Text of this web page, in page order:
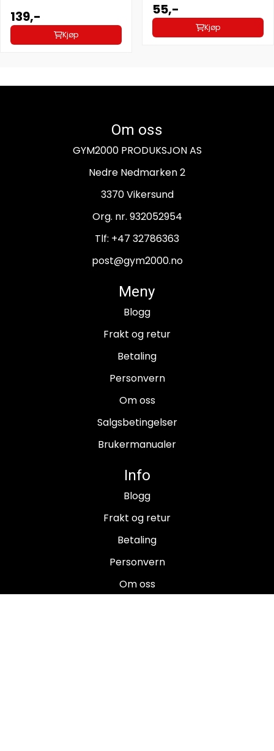
139,-
Kjøp
55,-
Kjøp
Om oss
GYM2000 PRODUKSJON AS
Nedre Nedmarken 2
3370 Vikersund
Org. nr. 932052954
Tlf: +47 32786363
post@gym2000.no
Meny
Blogg
Frakt og retur
Betaling
Personvern
Om oss
Salgsbetingelser
Brukermanualer
Info
Blogg
Frakt og retur
Betaling
Personvern
Om oss